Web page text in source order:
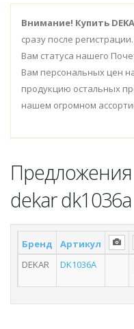
Внимание! Купить
сразу после
Вам статуса нашего
Вам персональных цен
продукцию остальных
нашем огромном
dekar dk1036a
Бренд Артикул
DEKAR
DK1036A